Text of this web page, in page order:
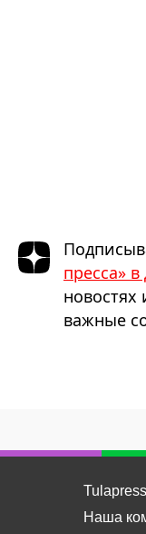
пресса» в
новостях
важные
Наша